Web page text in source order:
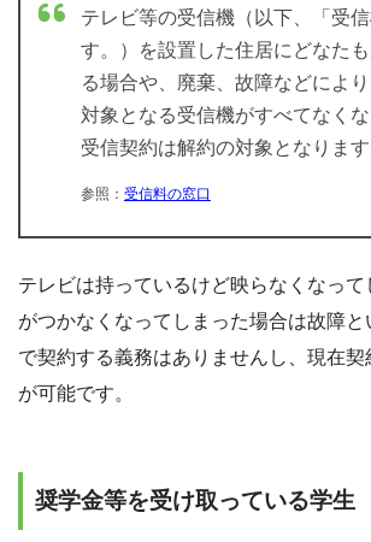
テレビ等の受信機（以下、「受
す。）を設置した住居にどなた
る場合や、廃棄、故障などによ
対象となる受信機がすべてなくな
受信契約は解約の対象となります
参照： 受信料の窓口
テレビは持っているけど映らなくなっ
がつかなくなってしまった場合は故障
で契約する義務はありませんし、現在
が可能です。
奨学金等を受け取っている学生